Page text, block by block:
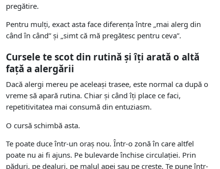
pregătire.
Pentru mulți, exact asta face diferența între „mai alerg din
când în când” și „simt că mă pregătesc pentru ceva”.
Cursele te scot din rutină și îți arată o altă
față a alergării
Dacă alergi mereu pe aceleași trasee, este normal ca după o
vreme să apară rutina. Chiar și când îți place ce faci,
repetitivitatea mai consumă din entuziasm.
O cursă schimbă asta.
Te poate duce într-un oraș nou. Într-o zonă în care altfel
poate nu ai fi ajuns. Pe bulevarde închise circulației. Prin
păduri, pe dealuri, pe malul apei sau pe creste. Te pune într-